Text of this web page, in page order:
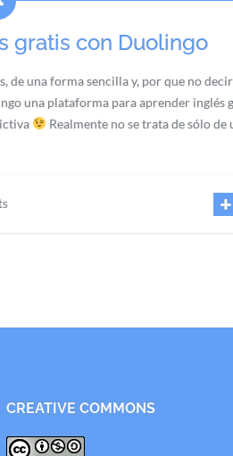
gratis con Duolingo
de una forma sencilla y, por que no
una plataforma para aprender inglés
Realmente no se trata de sólo de
CREATIVE COMMONS